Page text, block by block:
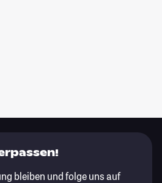
bleiben und folge uns auf